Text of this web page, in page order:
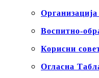
Воспитно-
Корисни
Огласна